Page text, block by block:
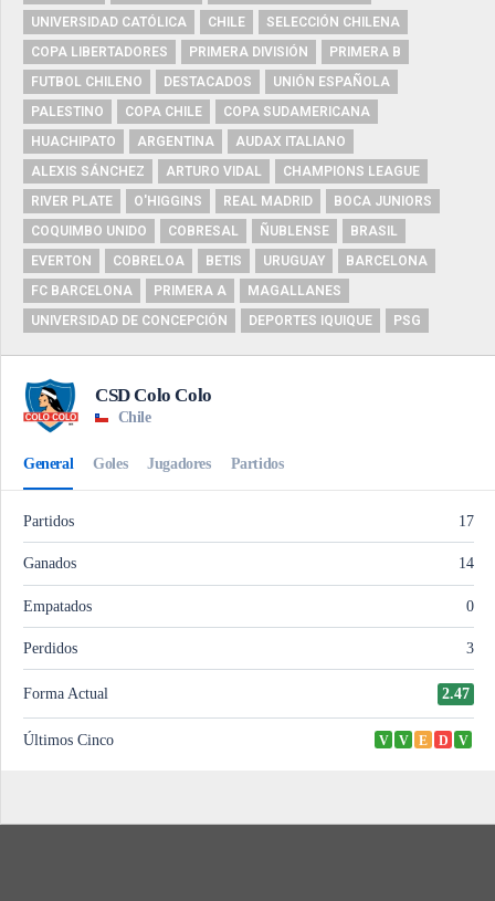
UNIVERSIDAD CATÓLICA
CHILE
SELECCIÓN CHILENA
COPA LIBERTADORES
PRIMERA DIVISIÓN
PRIMERA B
FUTBOL CHILENO
DESTACADOS
UNIÓN ESPAÑOLA
PALESTINO
COPA CHILE
COPA SUDAMERICANA
HUACHIPATO
ARGENTINA
AUDAX ITALIANO
ALEXIS SÁNCHEZ
ARTURO VIDAL
CHAMPIONS LEAGUE
RIVER PLATE
O'HIGGINS REAL MADRID
BOCA JUNIORS
COQUIMBO UNIDO
COBRESAL ÑUBLENSE
BRASIL
EVERTON
COBRELOA BETIS URUGUAY
BARCELONA
FC BARCELONA
PRIMERA A
MAGALLANES
UNIVERSIDAD DE CONCEPCIÓN
DEPORTES IQUIQUE PSG